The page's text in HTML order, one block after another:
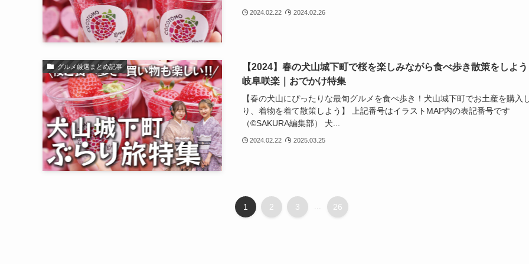
2024.02.22 2024.02.26
グルメ厳選まとめ記事
【2024】春の犬山城下町で桜を楽しみながら食べ歩き散策をしよう
岐阜咲楽｜おでかけ特集
【春の犬山にぴったりな最旬グルメを食べ歩き！犬山城下町でお土産を購入
り、着物を着て散策しよう】 上記番号はイラストMAP内の表記番号です
（©️SAKURA編集部） 犬...
2024.02.22 2025.03.25
1 2 3 26